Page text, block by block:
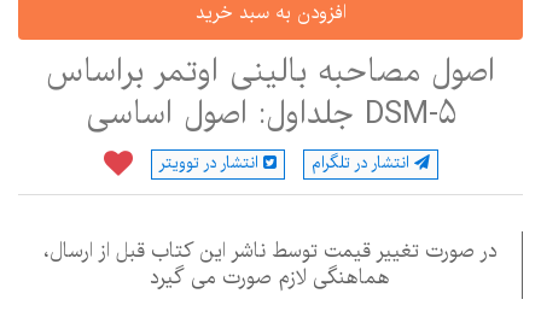
اصول مصاحبه بالینی اوتمر براساس
DSM-5 جلداول: اصول اساسی
انتشار در تلگرام انتشار در توویتر
در صورت تغییر قیمت توسط ناشر این کتاب قبل از ارسال،
هماهنگی لازم صورت می گیرد